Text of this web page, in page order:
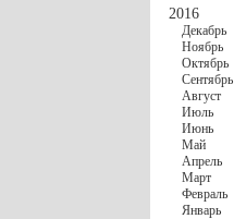
2016
Декабрь
Ноябрь
Октябрь
Сентябрь
Август
Июль
Июнь
Май
Апрель
Март
Февраль
Январь